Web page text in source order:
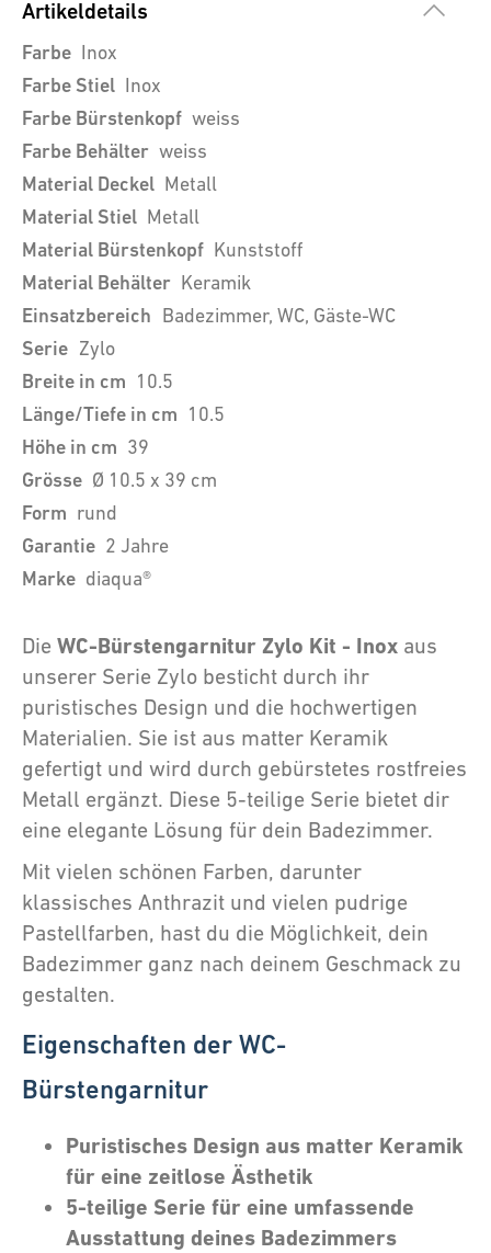
Artikeldetails
Farbe Inox
Farbe Stiel Inox
Farbe Bürstenkopf weiss
Farbe Behälter weiss
Material Deckel Metall
Material Stiel Metall
Material Bürstenkopf Kunststoff
Material Behälter Keramik
Einsatzbereich Badezimmer, WC, Gäste-WC
Serie Zylo
Breite in cm 10.5
Länge/Tiefe in cm 10.5
Höhe in cm 39
Grösse Ø 10.5 x 39 cm
Form rund
Garantie 2 Jahre
Marke diaqua®
Die WC-Bürstengarnitur Zylo Kit - Inox aus
unserer Serie Zylo besticht durch ihr
puristisches Design und die hochwertigen
Materialien. Sie ist aus matter Keramik
gefertigt und wird durch gebürstetes rostfreies
Metall ergänzt. Diese 5-teilige Serie bietet dir
eine elegante Lösung für dein Badezimmer.
Mit vielen schönen Farben, darunter
klassisches Anthrazit und vielen pudrige
Pastellfarben, hast du die Möglichkeit, dein
Badezimmer ganz nach deinem Geschmack zu
gestalten.
Eigenschaften der WC-
Bürstengarnitur
Puristisches Design aus matter Keramik
für eine zeitlose Ästhetik
5-teilige Serie für eine umfassende
Ausstattung deines Badezimmers